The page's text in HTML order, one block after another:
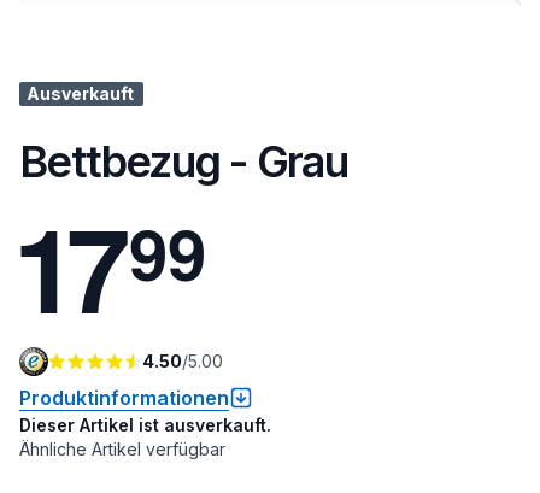
Ausverkauft
Bettbezug - Grau
1799
4.50/5.00
Produktinformationen
Dieser Artikel ist ausverkauft.
Ähnliche Artikel verfügbar